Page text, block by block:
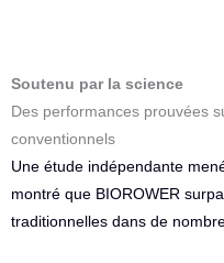
Soutenu par la science
Des performances prouvées
conventionnels
Une étude indépendante
montré que BIOROWER
traditionnelles dans de